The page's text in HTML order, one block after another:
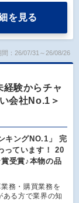
を見る
間：26/07/31～26/08/26
経験からチャ
会社No.1＞
キングNO.1」 完
っています！ 20
受賞♪本物の品
務・購買業務を
る方で業界の知